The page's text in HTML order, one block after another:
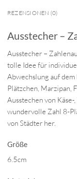
REZENSIONEN (0)
Ausstecher –
Ausstecher –
tolle Idee für
Abwechslung auf
Plätzchen, Marzipan,
Ausstechen von
wundervolle Zahl 8-
von Städter her.
Größe
6.5cm